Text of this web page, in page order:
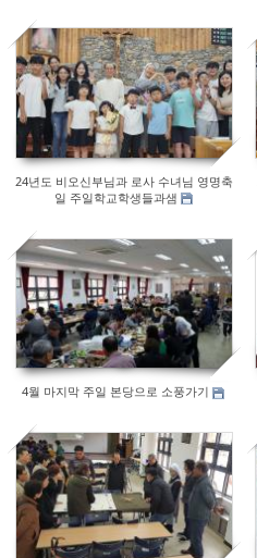
428
24년도 비오신부님과 로사 수녀님 영명축
일 주일학교학생들과샘
371
4월 마지막 주일 본당으로 소풍가기
270